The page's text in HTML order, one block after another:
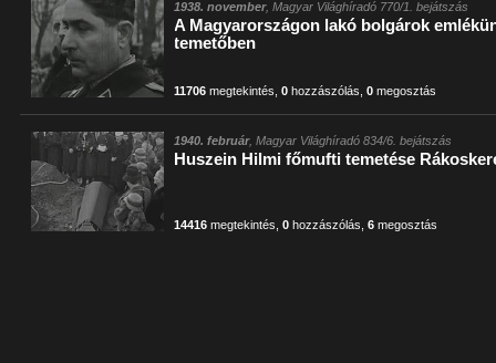
1938. november, Magyar Világhíradó 770/1. bejátszás
A Magyarországon lakó bolgárok
temetőben
11706 megtekintés ,0 hozzászólás ,0 megosztás
1940. február, Magyar Világhíradó 834/6. bejátszás
Huszein Hilmi főmufti temetése
14416 megtekintés ,0 hozzászólás ,6 megosztás